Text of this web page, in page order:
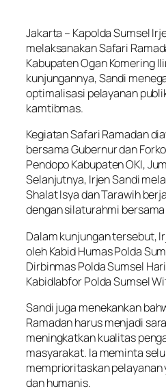
Jakarta – Kapolda Sumsel
melaksanakan Safari
Kabupaten Ogan Komering
kunjungannya, Sandi
optimalisasi pelayanan
kamtibmas.
Kegiatan Safari Ramadan
bersama Gubernur dan
Pendopo Kabupaten OKI,
Selanjutnya, Irjen Sandi
Shalat Isya dan Tarawih
dengan silaturahmi bersama
Dalam kunjungan tersebut,
oleh Kabid Humas Polda
Dirbinmas Polda Sumsel
Kabidlabfor Polda Sumsel
Sandi juga menekankan
Ramadan harus menjadi
meningkatkan kualitas
masyarakat. Ia meminta
memprioritaskan pelayanan
dan humanis.